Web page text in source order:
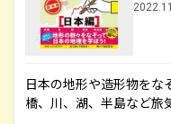
日本の地形や造形物をな
橋、川、湖、半島など旅